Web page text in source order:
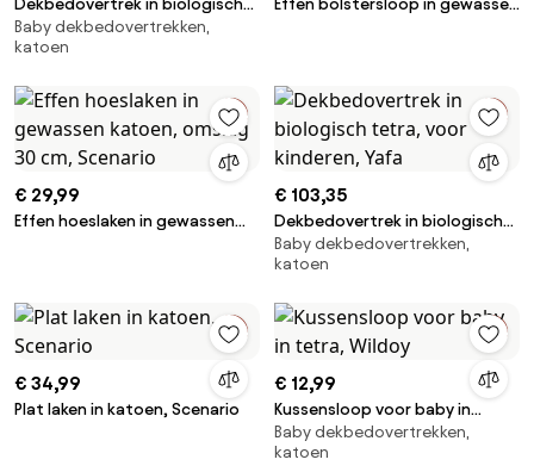
Dekbedovertrek in biologisch
tetra, voor kinderen, Yafa
Baby dekbedovertrekken,
katoen
Effen bolstersloop in gewassen
€ 29,99
Effen hoeslaken in gewassen
€ 103,35
Dekbedovertrek in biologisch
tetra, voor kinderen, Yafa
Baby dekbedovertrekken,
katoen
€ 34,99
Plat laken in katoen, Scenario
€ 12,99
Kussensloop voor baby in
tetra, Wildoy
Baby dekbedovertrekken,
katoen